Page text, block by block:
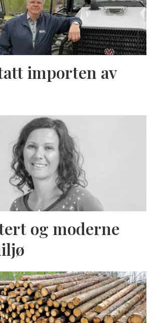
importen av
og moderne